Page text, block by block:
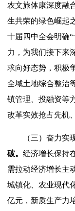
农文旅体康深度融
生共荣的绿色崛起
十届四中全会明确
力，为我们接下来
求向好态势，积极
全域土地综合整治
镇管理、投融资等
改革实效抢占先机
（三）奋力实现
破。 经济增长保持
需拉动经济增长主
城镇化、农业现代
亿元，新质生产力